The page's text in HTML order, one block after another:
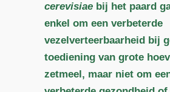
cerevisiaebij het paard
enkel om een verbeterde
vezelverteerbaarheid bij
toediening van grote
zetmeel, maar niet om